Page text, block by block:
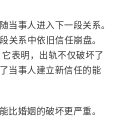
当事人进入下一段关系。
关系中依旧信任崩盘。
表明，出轨不仅破坏了
当事人建立新信任的能
比婚姻的破坏更严重。